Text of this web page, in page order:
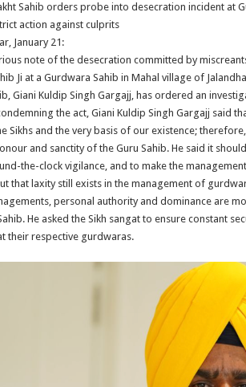
Sahib orders probe into desecration incident at
action against culprits
January 21:
note of the desecration committed by
Ji at a Gurdwara Sahib in Mahal village of
Giani Kuldip Singh Gargajj, has ordered an
the act, Giani Kuldip Singh Gargajj said
Sikhs and the very basis of our existence;
and sanctity of the Guru Sahib. He said it
the-clock vigilance, and to make the
that laxity still exists in the management of
personal authority and dominance are
He asked the Sikh sangat to ensure constant
their respective gurdwaras.